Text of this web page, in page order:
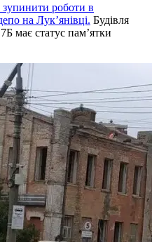
роботи в
на Лук’янівці. Будівля
має статус памʼятки